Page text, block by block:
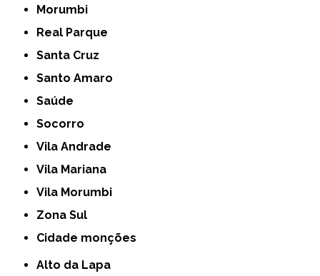
Morumbi
Real Parque
Santa Cruz
Santo Amaro
Saúde
Socorro
Vila Andrade
Vila Mariana
Vila Morumbi
Zona Sul
cidade monções
Alto da Lapa